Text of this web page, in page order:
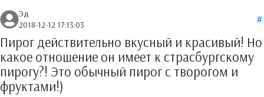
Эд
2018-12-12 17:13:03
Пирог действительно вкусный и красивый! Но
какое отношение он имеет к страсбургскому
пирогу?! Это обычный пирог с творогом и
фруктами!)